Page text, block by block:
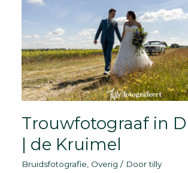
Trouwfotograaf in
| de Kruimel
Bruidsfotografie Overig / Doortilly